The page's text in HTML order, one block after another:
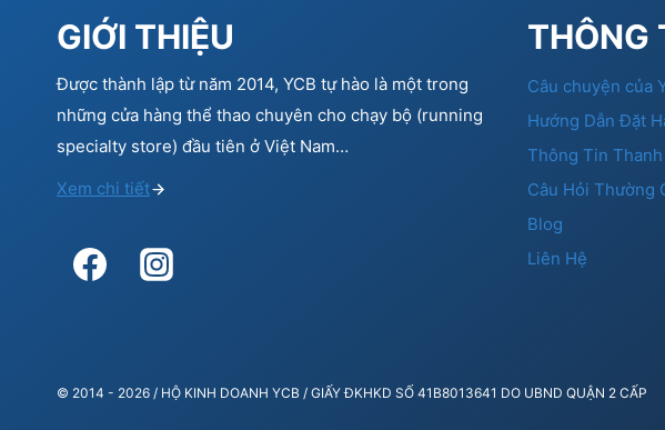
GIỚI THIỆU
Được thành lập từ năm 2014, YCB tự hào là một trong
những cửa hàng thể thao chuyên cho chạy bộ (running
specialty store) đầu tiên ở Việt Nam…
Xem chi tiết
THÔNG
Câu chuyện của
Hướng Dẫn Đặt
Thông Tin Thanh
Câu Hỏi Thường
Blog
Liên Hệ
© 2014 - 2026 / HỘ KINH DOANH YCB / GIẤY ĐKHKD SỐ 41B8013641 DO UBND QUẬN 2 CẤP